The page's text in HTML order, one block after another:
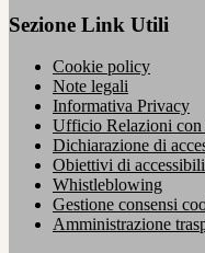
Sezione Link Utili
Cookie policy
Note legali
Informativa Privacy
Ufficio Relazioni
Dichiarazione di
Obiettivi di
Whistleblowing
Gestione consensi
Amministrazione